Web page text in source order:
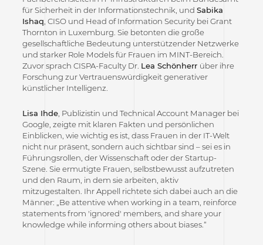
für Sicherheit in der Informationstechnik, und Sabika
Ishaq , CISO und Head of Information Security bei Grant
Thornton in Luxemburg. Sie betonten die große
gesellschaftliche Bedeutung unterstützender Netzwerke
und starker Role Models für Frauen im MINT-Bereich.
Zuvor sprach CISPA-Faculty Dr. Lea Schönherr über ihre
Forschung zur Vertrauenswürdigkeit generativer
künstlicher Intelligenz.
Lisa Ihde, Publizistin und Technical Account Manager bei
Google, zeigte mit klaren Fakten und persönlichen
Einblicken, wie wichtig es ist, dass Frauen in der IT-Welt
nicht nur präsent, sondern auch sichtbar sind – sei es in
Führungsrollen, der Wissenschaft oder der Startup-
Szene. Sie ermutigte Frauen, selbstbewusst aufzutreten
und den Raum, in dem sie arbeiten, aktiv
mitzugestalten. Ihr Appell richtete sich dabei auch an die
Männer: „Be attentive when working in a team, reinforce
statements from 'ignored' members, and share your
knowledge while informing others about biases.“